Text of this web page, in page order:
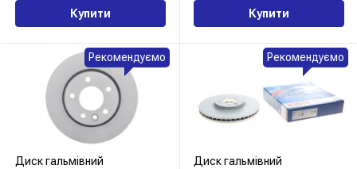
Купити Купити
Диск гальмівний
Рекомендуємо
Диск гальмівний
Рекомендуємо